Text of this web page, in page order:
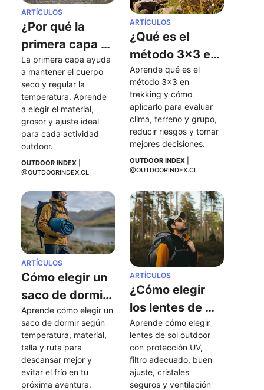
ARTÍCULOS
¿Por qué la
primera capa
es tan
importante en
las actividades
al aire libre?
La primera capa ayuda
a mantener el cuerpo
seco y regular la
temperatura. Aprende
a elegir el material,
grosor y ajuste ideal
para cada actividad
outdoor.
OUTDOOR INDEX
@OUTDOORINDEX.CL
ARTÍCULOS
¿Qué es el
método 3x3 en
trekking y por
qué deberías
aplicarlo?
Aprende qué es el
método 3x3 en
trekking y cómo
aplicarlo para evaluar
clima, terreno y grupo,
reducir riesgos y tomar
mejores decisiones.
OUTDOOR INDEX
@OUTDOORINDEX.CL
ARTÍCULOS
Cómo elegir un
saco de dormir:
temperatura,
materiales y
consejos clave
Aprende cómo elegir un
saco de dormir según
temperatura, material,
talla y ruta para
descansar mejor y
evitar el frío en tu
próxima aventura.
ARTÍCULOS
¿Cómo elegir
los lentes de
sol perfectos
para mis
actividades al
aire libre?
Aprende cómo elegir
lentes de sol outdoor
con protección UV,
filtro adecuado, buen
ajuste, cristales
seguros y ventilación